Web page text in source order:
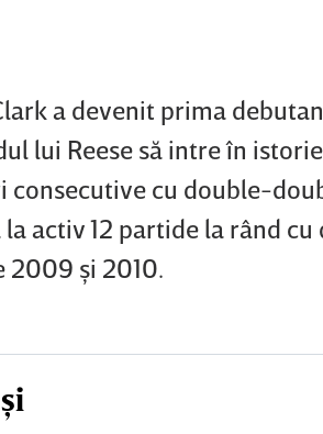
a devenit prima
lui Reese să intre în
consecutive cu double-
la activ 12 partide la rând
2009 şi 2010.